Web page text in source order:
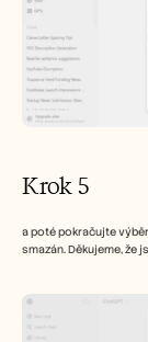
Krok 5
a poté pokračujte
smazán. Děkujeme, že